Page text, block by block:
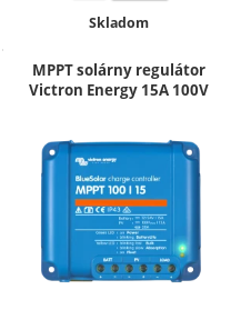
Dostupnosť:
Skladom
MPPT solárny regulátor
Victron Energy 15A 100V